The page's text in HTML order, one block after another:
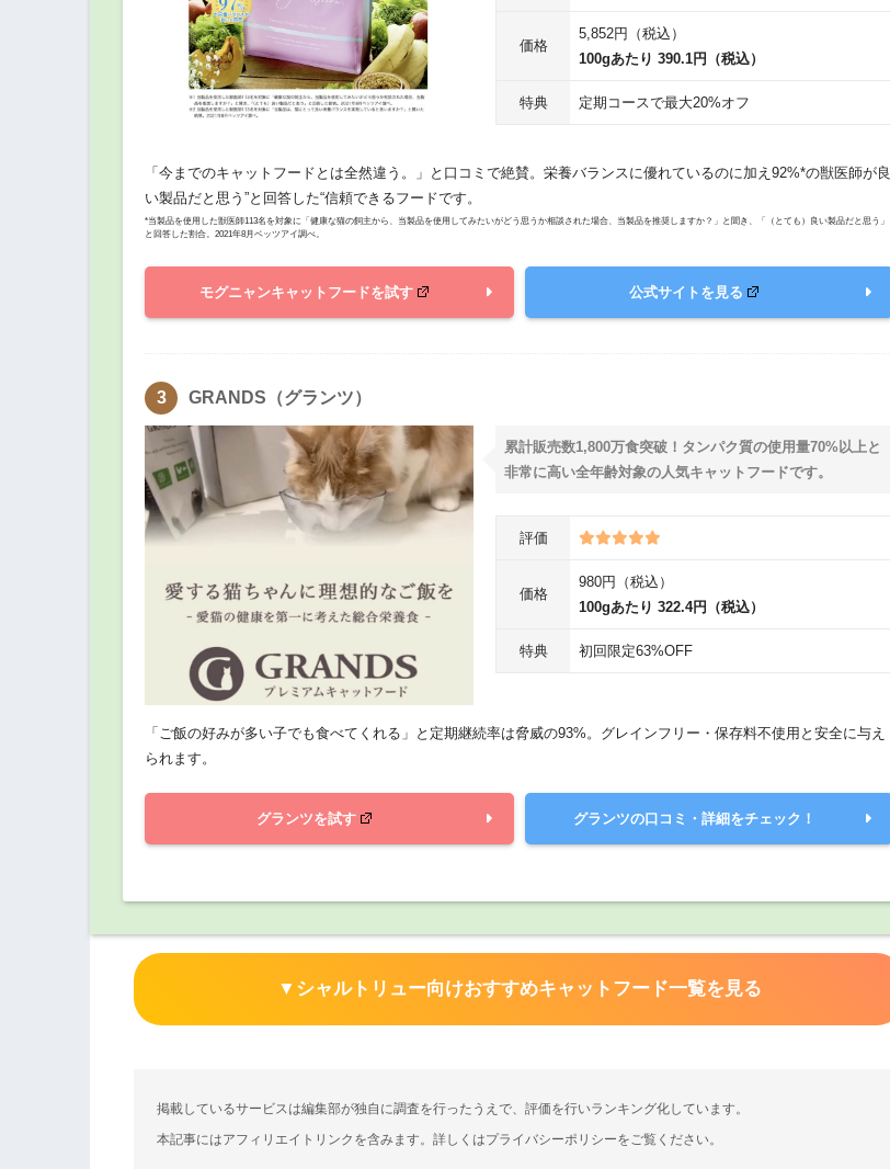
価格
5,852円（税込）
100gあたり 390.1円（税込）
特典 定期コースで最大20%オフ
「今までのキャットフードとは全然違う。」と口コミで絶賛。栄養バランスに優れているのに加え92%*の獣医師が良
い製品だと思う”と回答した“信頼できるフードです。
*当製品を使用した獣医師113名を対象に「健康な猫の飼主から、当製品を使用してみたいがどう思うか相談された場合、当製品を推奨しますか？」と聞き、「（とても）良い製品だと思う」
と回答した割合。2021年8月ベッツアイ調べ。
モグニャンキャットフードを試す 公式サイトを見る
GRANDS（グランツ）
累計販売数1,800万食突破！タンパク質の使用量70%以上と
非常に高い全年齢対象の人気キャットフードです。
評価
価格
980円（税込）
100gあたり 322.4円（税込）
特典 初回限定63%OFF
「ご飯の好みが多い子でも食べてくれる」と定期継続率は脅威の93%。グレインフリー・保存料不使用と安全に与え
られます。
グランツを試す グランツの口コミ・詳細をチェック！
▼ シャルトリュー向けおすすめキャットフード一覧を見る
掲載しているサービスは編集部が独自に調査を行ったうえで、評価を行いランキング化しています。
本記事にはアフィリエイトリンクを含みます。詳しくはプライバシーポリシーをご覧ください。